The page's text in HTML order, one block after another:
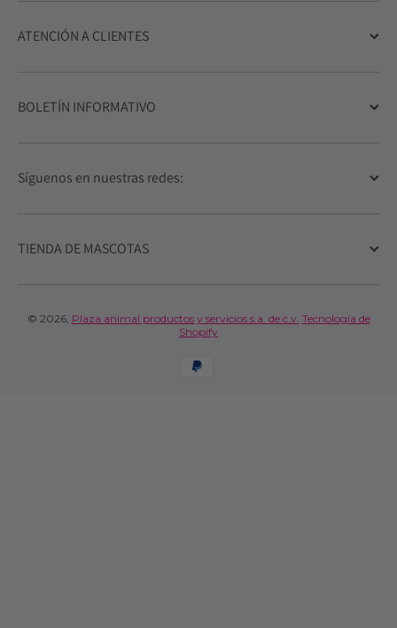
ATENCIÓN A CLIENTES
BOLETÍN INFORMATIVO
Síguenos en nuestras redes:
TIENDA DE MASCOTAS
© 2026, Plaza animal productos y servicios s.a. de c.v. Tecnología de
Shopify